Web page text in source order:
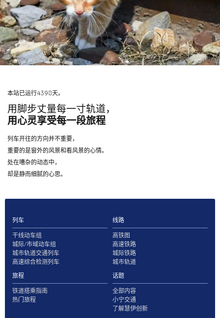
本站已运行4398天。
用脚步丈量每一寸轨道，
用心灵享受每一段旅程
列车开往的方向并不重要，
重要的是窗外的风景和看风景的心情。
处在嘈杂的动态中，
却是静而细腻的心思。
列车
干线动车组
城际/市域动车组
城市轨道交通列车
高速综合检测列车
线路
高铁图
高速铁路
城际铁路
城市轨道
旅程
铁道搭乘指南
热门旅程
话题
全部内容
小宁交通
了解慧伊创新